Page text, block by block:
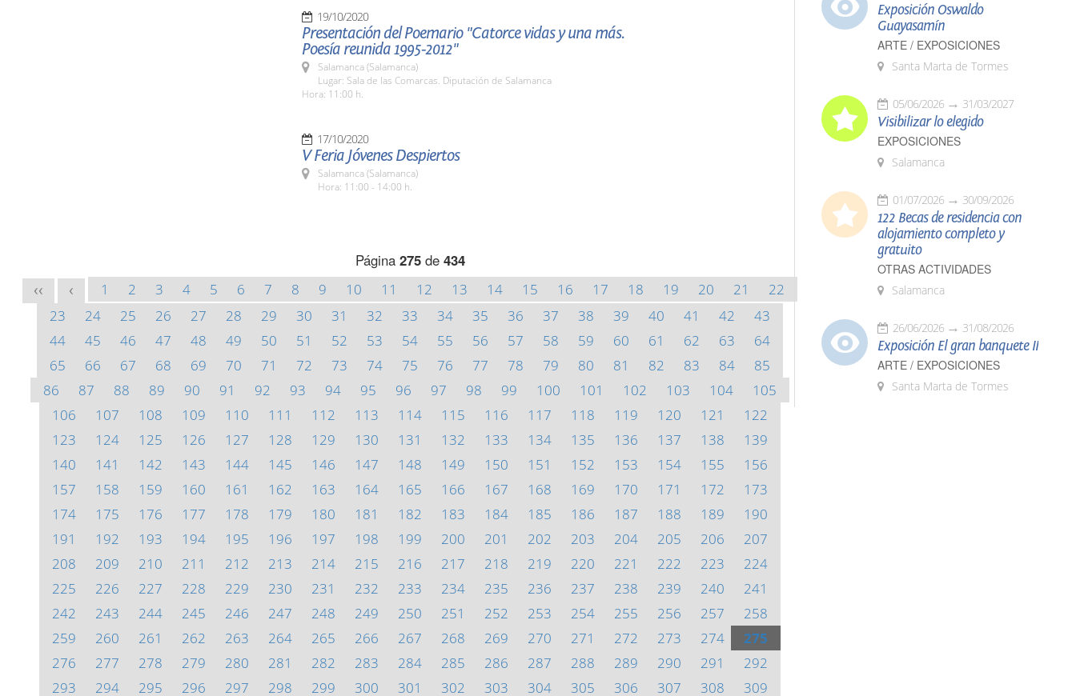
19/10/2020
Presentación del Poemario "Catorce vidas y una más.
Poesía reunida 1995-2012"
Salamanca (Salamanca)
Lugar: Sala de las Comarcas. Diputación de Salamanca
Hora: 11:00 h.
17/10/2020
V Feria Jóvenes Despiertos
Salamanca (Salamanca)
Hora: 11:00 - 14:00 h.
Página 275de 434
<< < 1 2 3 4 5 6 7 8 9 10 11 12 13 14 15 16 17 18 19 20 21
22
23
24 25 26 27 28 29 30 31 32 33 34 35 36 37 38 39 40 41 42
43
44
45 46 47 48 49 50 51 52 53 54 55 56 57 58 59 60 61 62 63
64
65
66 67 68 69 70 71 72 73 74 75 76 77 78 79 80 81 82 83 84
85
86
87 88 89 90 91 92 93 94 95 96 97 98 99 100 101 102 103 104
105
106
107 108 109 110 111 112 113 114 115 116 117 118 119 120 121
122
123
124 125 126 127 128 129 130 131 132 133 134 135 136 137 138
139
140
141 142 143 144 145 146 147 148 149 150 151 152 153 154 155
156
157
158 159 160 161 162 163 164 165 166 167 168 169 170 171 172
173
174
175 176 177 178 179 180 181 182 183 184 185 186 187 188 189
190
191
192 193 194 195 196 197 198 199 200 201 202 203 204 205 206
207
208
209 210 211 212 213 214 215 216 217 218 219 220 221 222 223
224
225
226 227 228 229 230 231 232 233 234 235 236 237 238 239 240
241
242
243 244 245 246 247 248 249 250 251 252 253 254 255 256 257
258
259
260 261 262 263 264 265 266 267 268 269 270 271 272 273 274
275
276
277 278 279 280 281 282 283 284 285 286 287 288 289 290 291
292
293
294 295 296 297 298 299 300 301 302 303 304 305 306 307 308 309
Exposición Oswaldo
Guayasamín
ARTE / EXPOSICIONES
Santa Marta de Tormes
05/06/2026 31/03/2027
Visibilizar lo elegido
EXPOSICIONES
Salamanca
01/07/2026 30/09/2026
122 Becas de residencia con
alojamiento completo y
gratuito
OTRAS ACTIVIDADES
Salamanca
26/06/2026 31/08/2026
Exposición El gran banquete II
ARTE / EXPOSICIONES
Santa Marta de Tormes